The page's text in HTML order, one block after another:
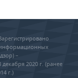
–
2020 г. (ранее
г.)